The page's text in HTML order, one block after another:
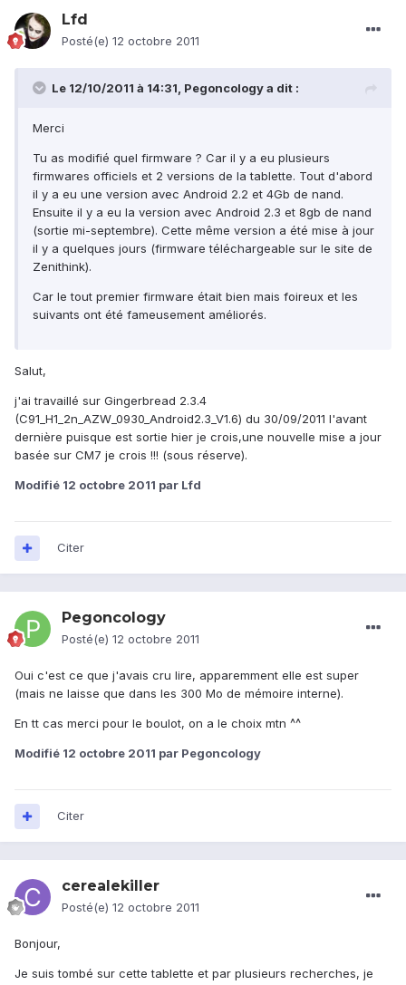
Lfd
Posté(e) 12 octobre 2011
Le 12/10/2011 à 14:31, Pegoncology a dit :
Merci
Tu as modifié quel firmware ? Car il y a eu plusieurs
firmwares officiels et 2 versions de la tablette. Tout d'abord
il y a eu une version avec Android 2.2 et 4Gb de nand.
Ensuite il y a eu la version avec Android 2.3 et 8gb de nand
(sortie mi-septembre). Cette même version a été mise à jour
il y a quelques jours (firmware téléchargeable sur le site de
Zenithink).
Car le tout premier firmware était bien mais foireux et les
suivants ont été fameusement améliorés.
Salut,
j'ai travaillé sur Gingerbread 2.3.4
(C91_H1_2n_AZW_0930_Android2.3_V1.6) du 30/09/2011 l'avant
dernière puisque est sortie hier je crois,une nouvelle mise a jour
basée sur CM7 je crois !!! (sous réserve).
Modifié 12 octobre 2011 par Lfd
Citer
Pegoncology
Posté(e) 12 octobre 2011
Oui c'est ce que j'avais cru lire, apparemment elle est super
(mais ne laisse que dans les 300 Mo de mémoire interne).
En tt cas merci pour le boulot, on a le choix mtn ^^
Modifié 12 octobre 2011 par Pegoncology
Citer
cerealekiller
Posté(e) 12 octobre 2011
Bonjour,
Je suis tombé sur cette tablette et par plusieurs recherches, je